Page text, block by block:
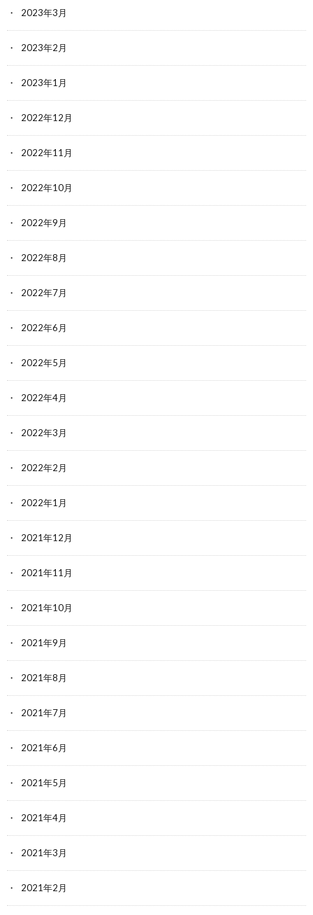
2023年3月
2023年2月
2023年1月
2022年12月
2022年11月
2022年10月
2022年9月
2022年8月
2022年7月
2022年6月
2022年5月
2022年4月
2022年3月
2022年2月
2022年1月
2021年12月
2021年11月
2021年10月
2021年9月
2021年8月
2021年7月
2021年6月
2021年5月
2021年4月
2021年3月
2021年2月